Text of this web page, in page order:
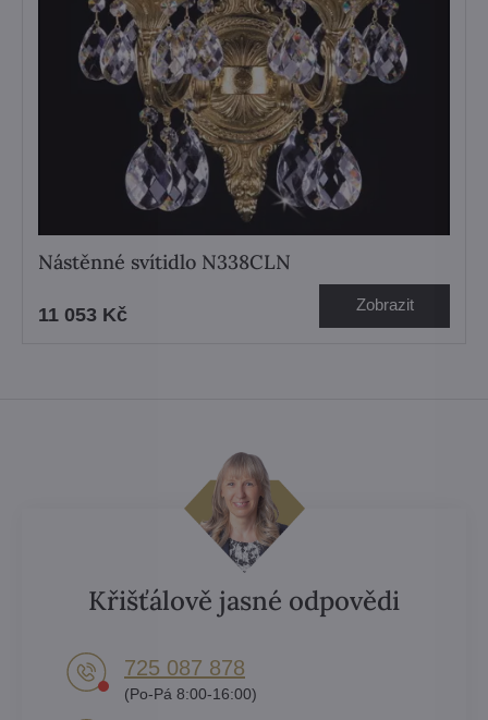
Nástěnné svítidlo N338CLN
11 053 Kč Zobrazit
Křišťálově jasné odpovědi
725 087 878​
(Po-Pá 8:00-16:00)